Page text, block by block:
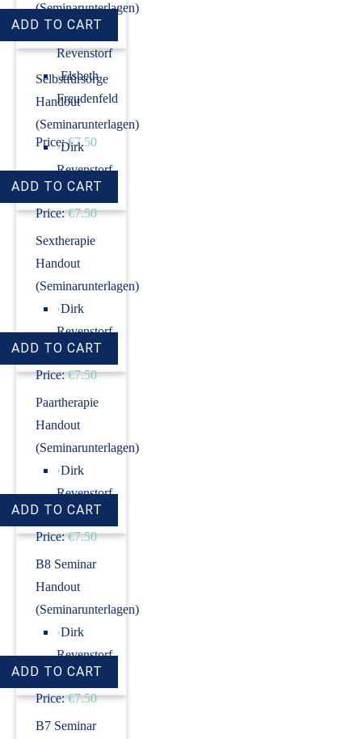
(Seminarunterlagen)
›Dirk
Revenstorf
›Elsbeth
Freudenfeld
Price: €7.50
Selbstfürsorge
Handout
(Seminarunterlagen)
›Dirk
Revenstorf
Price: €7.50
Sextherapie
Handout
(Seminarunterlagen)
›Dirk
Revenstorf
Price: €7.50
Paartherapie
Handout
(Seminarunterlagen)
›Dirk
Revenstorf
Price: €7.50
B8 Seminar
Handout
(Seminarunterlagen)
›Dirk
Revenstorf
Price: €7.50
B7 Seminar